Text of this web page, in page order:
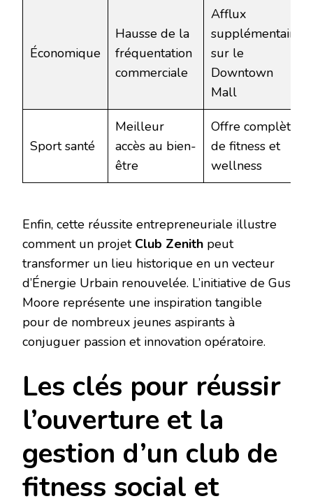
Économique
Hausse de la
fréquentation
commerciale
Afflux
supplémentaire
sur le
Downtown
Mall
Sport santé
Meilleur
accès au bien-
être
Offre complète
de fitness et
wellness
Enfin, cette réussite entrepreneuriale illustre
comment un projet Club Zenith peut
transformer un lieu historique en un vecteur
d’Énergie Urbain renouvelée. L’initiative de Gus
Moore représente une inspiration tangible
pour de nombreux jeunes aspirants à
conjuguer passion et innovation opératoire.
Les clés pour réussir
l’ouverture et la
gestion d’un club de
fitness social et